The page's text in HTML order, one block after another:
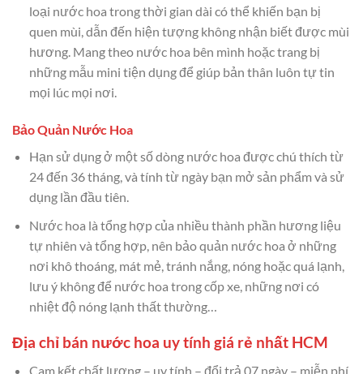
loại nước hoa trong thời gian dài có thể khiến bạn bị
quen mùi, dẫn đến hiện tượng không nhận biết được mùi
hương. Mang theo nước hoa bên mình hoặc trang bị
những mẫu mini tiện dụng để giúp bản thân luôn tự tin
mọi lúc mọi nơi.
Bảo Quản Nước Hoa
Hạn sử dụng ở một số dòng nước hoa được chú thích từ
24 đến 36 tháng, và tính từ ngày bạn mở sản phẩm và sử
dụng lần đầu tiên.
Nước hoa là tổng hợp của nhiều thành phần hương liệu
tự nhiên và tổng hợp, nên bảo quản nước hoa ở những
nơi khô thoáng, mát mẻ, tránh nắng, nóng hoặc quá lạnh,
lưu ý không để nước hoa trong cốp xe, những nơi có
nhiệt độ nóng lạnh thất thường…
Địa chỉ bán nước hoa uy tính giá rẻ nhất HCM
Cam kết chất lượng – uy tính – đổi trả 07 ngày – miễn phí